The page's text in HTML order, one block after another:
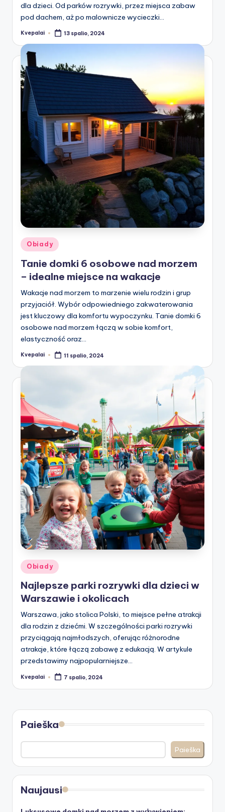
dla dzieci. Od parków rozrywki, przez miejsca zabaw
pod dachem, aż po malownicze wycieczki…
Posted
Kvepalai 13 spalio, 2024
Posted
in
Obiady
Tanie domki 6 osobowe nad morzem
– idealne miejsce na wakacje
Wakacje nad morzem to marzenie wielu rodzin i grup
przyjaciół. Wybór odpowiedniego zakwaterowania
jest kluczowy dla komfortu wypoczynku. Tanie domki 6
osobowe nad morzem łączą w sobie komfort,
elastyczność oraz…
Posted
Kvepalai 11 spalio, 2024
Posted
in
Obiady
Najlepsze parki rozrywki dla dzieci w
Warszawie i okolicach
Warszawa, jako stolica Polski, to miejsce pełne atrakcji
dla rodzin z dziećmi. W szczególności parki rozrywki
przyciągają najmłodszych, oferując różnorodne
atrakcje, które łączą zabawę z edukacją. W artykule
przedstawimy najpopularniejsze…
Posted
Kvepalai 7 spalio, 2024
Paieška
Paieška
Naujausi